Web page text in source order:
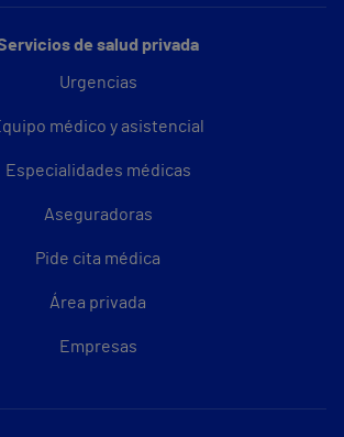
de salud privada
Urgencias
médico y asistencial
Especialidades médicas
Aseguradoras
Pide cita médica
Área privada
Empresas